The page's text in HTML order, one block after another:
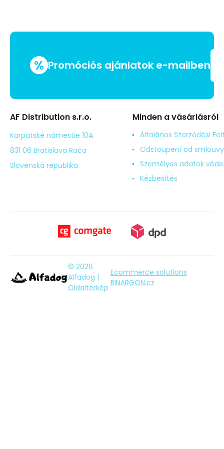
% Promóciós ajánlatok e-mailben
AF Distribution s.r.o.
Karpatské námestie 10A
831 06 Bratislava Rača
Slovenská republika
Minden a vásárlásról
Általános Szerződési
Odstoupení od smlouvy
Személyes adatok
Kézbesítés
© 2026
Alfadog |
Oldaltérkép
Ecommerce solutions
BINARGON.cz